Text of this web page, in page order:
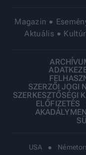
Magazin
Aktuális
SZERZŐI JOGI
SZERKESZTŐSÉGI
ELŐFIZETÉS
USA